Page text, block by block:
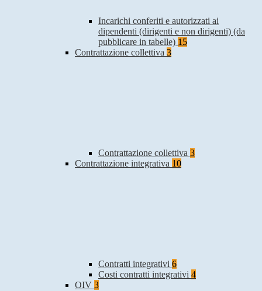
Incarichi conferiti e autorizzati ai
dipendenti (dirigenti e non dirigenti) (da
pubblicare in tabelle) 15
Contrattazione collettiva 3
Contrattazione collettiva 3
Contrattazione integrativa 10
Contratti integrativi 6
Costi contratti integrativi 4
OIV 3